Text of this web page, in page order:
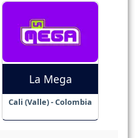
La Mega
Cali (Valle) - Colombia